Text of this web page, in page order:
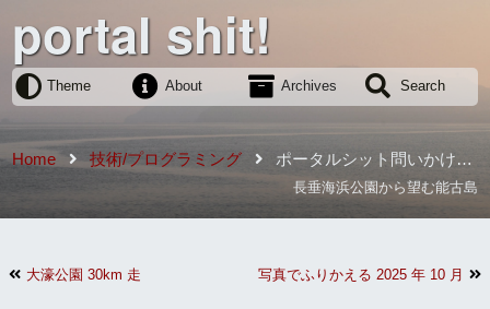
portal shit!
Theme About Archives Search
Home 技術/プログラミング
ポータルシット問いかけ君
長垂海浜公園から望む能古島
大濠公園 30km 走 写真でふりかえる 2025 年 10 月